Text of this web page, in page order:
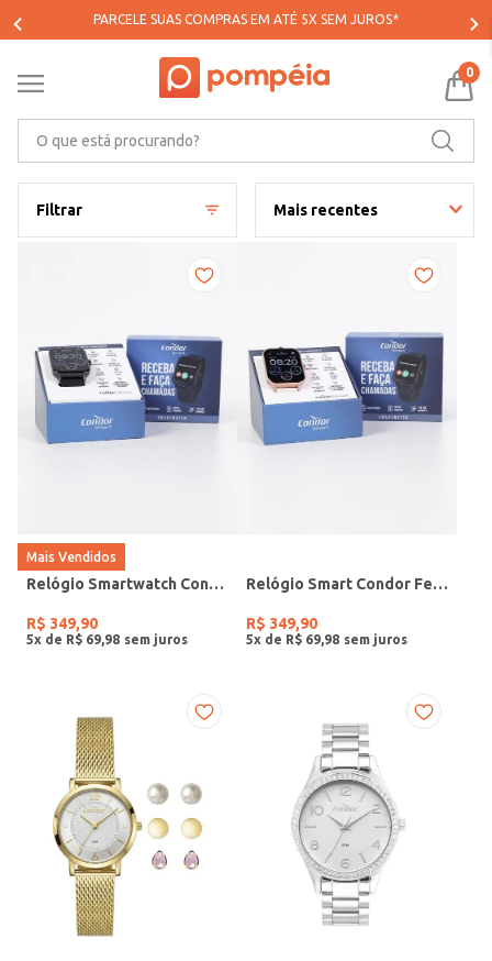
PARCELE SUAS COMPRAS EM ATÉ 5X SEM JUROS*
0
Filtrar Mais recentes
Mais Vendidos
Relógio Smartwatch Condor PRETO
R$ 349,90
5x de R$ 69 98
Relógio Smart Condor Feminino ROSE
R$ 349,90
5x de R$ 69 98